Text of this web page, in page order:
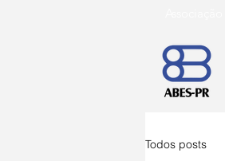
Todos posts